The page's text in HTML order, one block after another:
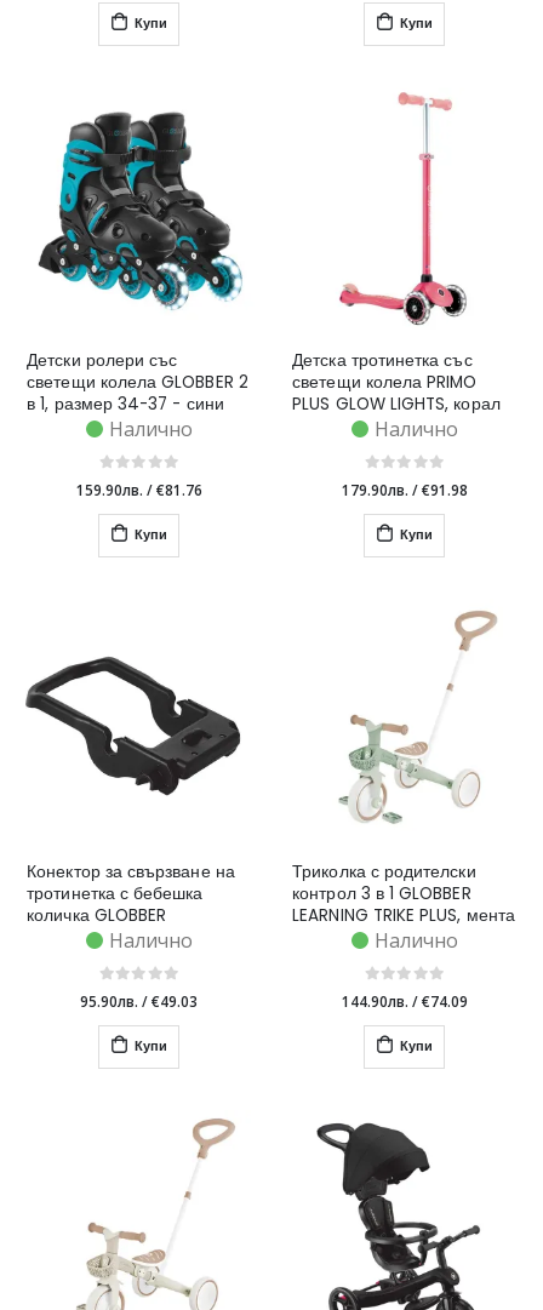
Купи Купи
Детски ролери със
светещи колела GLOBBER 2
в 1, размер 34-37 - сини
Налично
159.90лв. /€81.76
Купи
Детска тротинетка със
светещи колела PRIMO
PLUS GLOW LIGHTS, корал
Налично
179.90лв. /€91.98
Купи
Конектор за свързване на
тротинетка с бебешка
количка GLOBBER
Налично
95.90лв. /€49.03
Купи
Триколка с родителски
контрол 3 в 1 GLOBBER
LEARNING TRIKE PLUS, мента
Налично
144.90лв. /€74.09
Купи